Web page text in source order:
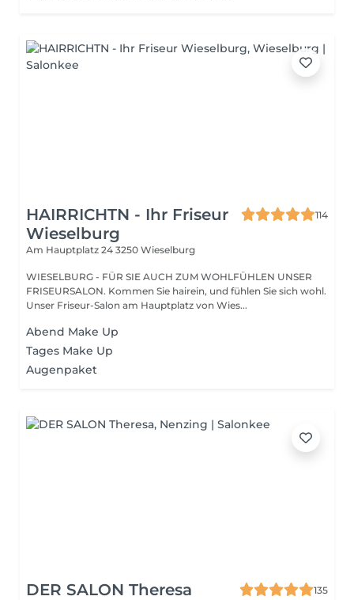
HAIRRICHTN - Ihr Friseur
Wieselburg
114
Am Hauptplatz 24 3250 Wieselburg
WIESELBURG - FÜR SIE AUCH ZUM WOHLFÜHLEN UNSER
FRISEURSALON. Kommen Sie hairein, und fühlen Sie sich wohl.
Unser Friseur-Salon am Hauptplatz von Wies...
Abend Make Up
Tages Make Up
Augenpaket
DER SALON Theresa
135